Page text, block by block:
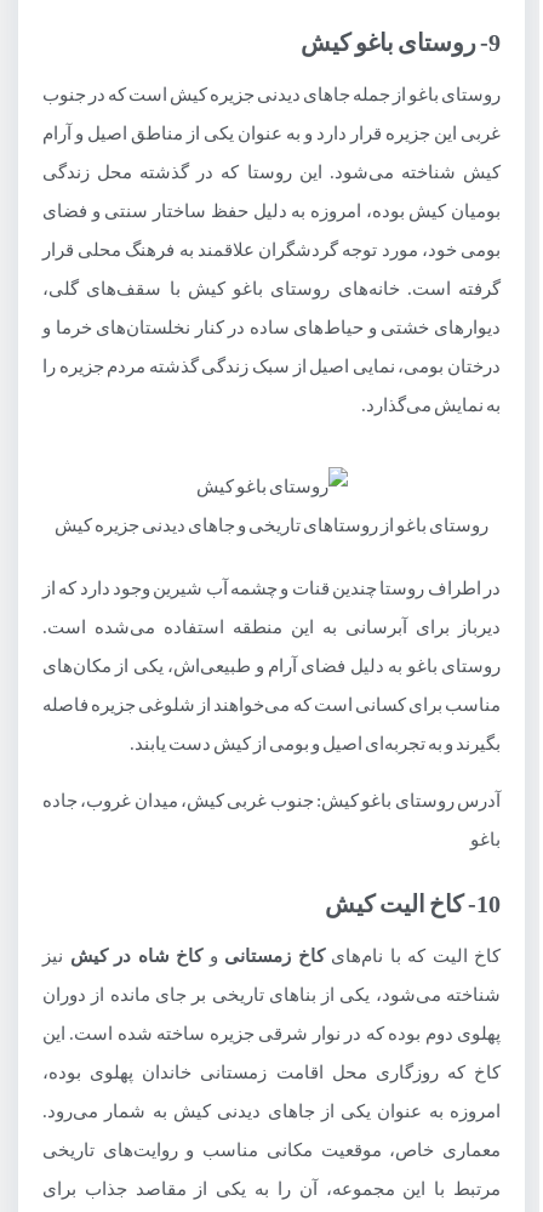
9- روستای باغو کیش
روستای باغو از جمله جاهای دیدنی جزیره کیش است که در جنوب
غربی این جزیره قرار دارد و به عنوان یکی از مناطق اصیل و آرام
کیش شناخته می‌شود. این روستا که در گذشته محل زندگی
بومیان کیش بوده، امروزه به دلیل حفظ ساختار سنتی و فضای
بومی خود، مورد توجه گردشگران علاقمند به فرهنگ محلی قرار
گرفته است. خانه‌های روستای باغو کیش با سقف‌های گلی،
دیوارهای خشتی و حیاط‌های ساده در کنار نخلستان‌های خرما و
درختان بومی، نمایی اصیل از سبک زندگی گذشته مردم جزیره را
به نمایش می‌گذارد.
روستای باغو از روستاهای تاریخی و جاهای دیدنی جزیره کیش
در اطراف روستا چندین قنات و چشمه آب شیرین وجود دارد که از
دیرباز برای آبرسانی به این منطقه استفاده می‌شده است.
روستای باغو به دلیل فضای آرام و طبیعی‌اش، یکی از مکان‌های
مناسب برای کسانی است که می‌خواهند از شلوغی جزیره فاصله
بگیرند و به تجربه‌ای اصیل و بومی از کیش دست یابند.
آدرس روستای باغو کیش: جنوب غربی کیش، میدان غروب، جاده
باغو
10- کاخ الیت کیش
کاخ الیت که با نام‌های کاخ زمستانیو کاخ شاه در کیشنیز
شناخته می‌شود، یکی از بناهای تاریخی بر جای مانده از دوران
پهلوی دوم بوده که در نوار شرقی جزیره ساخته شده است. این
کاخ که روزگاری محل اقامت زمستانی خاندان پهلوی بوده،
امروزه به عنوان یکی از جاهای دیدنی کیش به شمار می‌رود.
معماری خاص، موقعیت مکانی مناسب و روایت‌های تاریخی
مرتبط با این مجموعه، آن را به یکی از مقاصد جذاب برای